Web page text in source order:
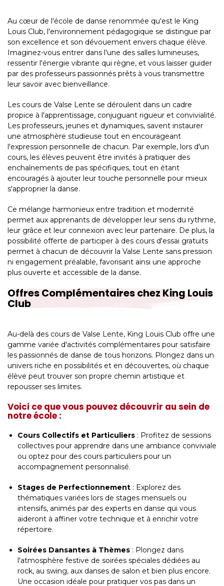
Au cœur de l'école de danse renommée qu'est le King
Louis Club, l'environnement pédagogique se distingue par
son excellence et son dévouement envers chaque élève.
Imaginez-vous entrer dans l'une des salles lumineuses,
ressentir l'énergie vibrante qui règne, et vous laisser guider
par des professeurs passionnés prêts à vous transmettre
leur savoir avec bienveillance.
Les cours de Valse Lente se déroulent dans un cadre
propice à l'apprentissage, conjuguant rigueur et convivialité.
Les professeurs, jeunes et dynamiques, savent instaurer
une atmosphère studieuse tout en encourageant
l'expression personnelle de chacun. Par exemple, lors d'un
cours, les élèves peuvent être invités à pratiquer des
enchaînements de pas spécifiques, tout en étant
encouragés à ajouter leur touche personnelle pour mieux
s'approprier la danse.
Ce mélange harmonieux entre tradition et modernité
permet aux apprenants de développer leur sens du rythme,
leur grâce et leur connexion avec leur partenaire. De plus, la
possibilité offerte de participer à des cours d'essai gratuits
permet à chacun de découvrir la Valse Lente sans pression
ni engagement préalable, favorisant ainsi une approche
plus ouverte et accessible de la danse.
Offres Complémentaires chez King Louis
Club
Au-delà des cours de Valse Lente, King Louis Club offre une
gamme variée d'activités complémentaires pour satisfaire
les passionnés de danse de tous horizons. Plongez dans un
univers riche en possibilités et en découvertes, où chaque
élève peut trouver son propre chemin artistique et
repousser ses limites.
Voici ce que vous pouvez découvrir au sein de
notre école :
Cours Collectifs et Particuliers : Profitez de sessions
collectives pour apprendre dans une ambiance conviviale
ou optez pour des cours particuliers pour un
accompagnement personnalisé.
Stages de Perfectionnement : Explorez des
thématiques variées lors de stages mensuels ou
intensifs, animés par des experts en danse qui vous
aideront à affiner votre technique et à enrichir votre
répertoire.
Soirées Dansantes à Thèmes : Plongez dans
l'atmosphère festive de soirées spéciales dédiées au
rock, au swing, aux danses de salon et bien plus encore.
Une occasion idéale pour pratiquer vos pas dans un